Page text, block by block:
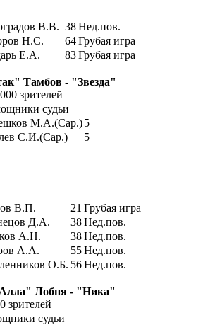
В.В. 38Нед.пов.
Н.С. 64Грубая игра
Е.А.
83Грубая игра
Тамбов - "Звезда"
зрителей
судьи
М.А.(Сар.)5
С.И.(Сар.)
5
В.П.
21 Грубая игра
Д.А.
38Нед.пов.
А.Н.
38Нед.пов.
А.А.
55Нед.пов.
О.Б. 56Нед.пов.
Лобня - "Ника"
зрителей
судьи